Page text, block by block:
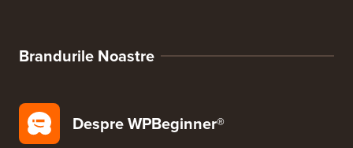
SEO pentru WordPress
Configurare gratuită blog